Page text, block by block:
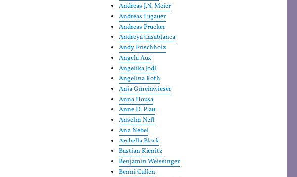
Andreas J.N. Meier
Andreas Lugauer
Andreas Prucker
Andreya Casablanca
Andy Frischholz
Angela Aux
Angelika Jodl
Angelina Roth
Anja Gmeinwieser
Anna Housa
Anne D. Plau
Anselm Neft
Anz Nebel
Arabella Block
Bastian Kienitz
Benjamin Weissinger
Benni Cullen